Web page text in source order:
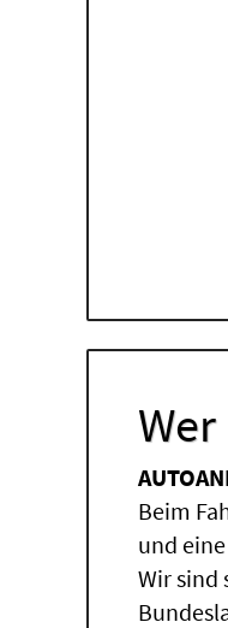
Beim
und
Wir sind